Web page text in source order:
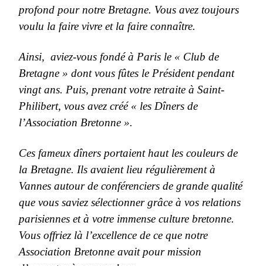
profond pour notre Bretagne. Vous avez toujours
voulu la faire vivre et la faire connaître.
Ainsi, aviez-vous fondé à Paris le « Club de
Bretagne » dont vous fûtes le Président pendant
vingt ans. Puis, prenant votre retraite à Saint-
Philibert, vous avez créé « les Dîners de
l’Association Bretonne ».
Ces fameux dîners portaient haut les couleurs de
la Bretagne. Ils avaient lieu régulièrement à
Vannes autour de conférenciers de grande qualité
que vous saviez sélectionner grâce à vos relations
parisiennes et à votre immense culture bretonne.
Vous offriez là l’excellence de ce que notre
Association Bretonne avait pour mission